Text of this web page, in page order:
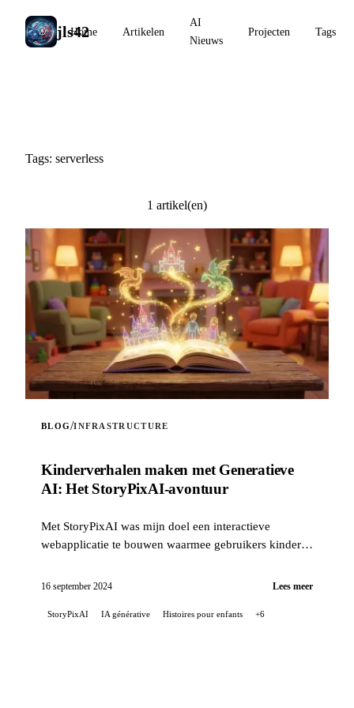
jls42
Home Artikelen
AI
Nieuws
Projecten Tags
Tags: serverless
1 artikel(en)
BLOG/INFRASTRUCTURE
Kinderverhalen maken met Generatieve
AI: Het StoryPixAI-avontuur
Met StoryPixAI was mijn doel een interactieve
webapplicatie te bouwen waarmee gebruikers kinder-
die door generatieve AI-modellen zijn gemaakt...
16 september 2024 Lees meer
StoryPixAI IA générative Histoires pour enfants +6